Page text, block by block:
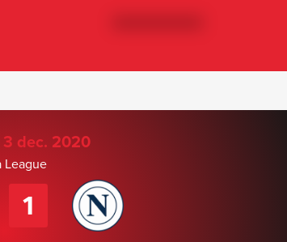
dec. 2020
League
1